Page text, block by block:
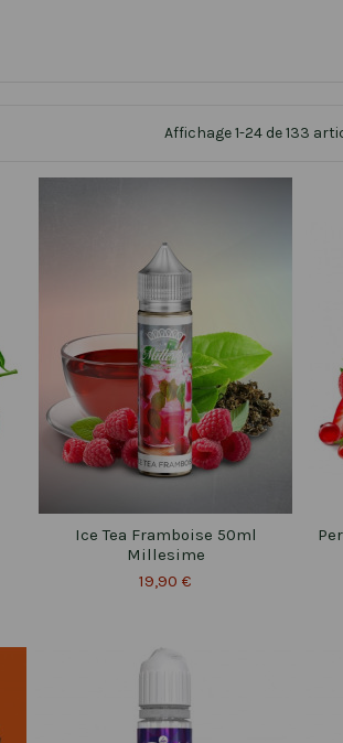
Affichage 1-24 de 133
Ice Tea Framboise 50ml
Millesime
19,90 €